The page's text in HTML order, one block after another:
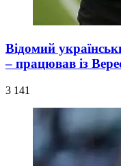
Відомий
– працював із
3 141